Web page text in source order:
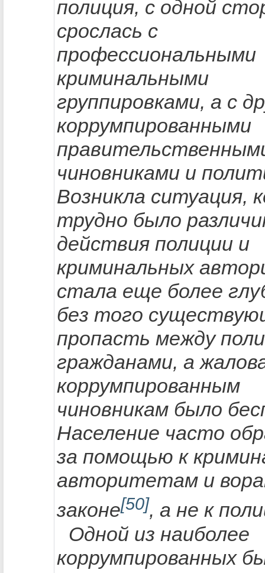
полиция, с одной
срослась с
профессиональными
криминальными
группировками, а с
коррумпированными
чиновниками и
Возникла ситуация,
трудно было
действия полиции и
криминальных
стала еще более
без того
пропасть между
гражданами, а
коррумпированным
чиновникам было
Население часто
за помощью к
авторитетам и
законе[50], а не к
Одной из наиболее
коррумпированных